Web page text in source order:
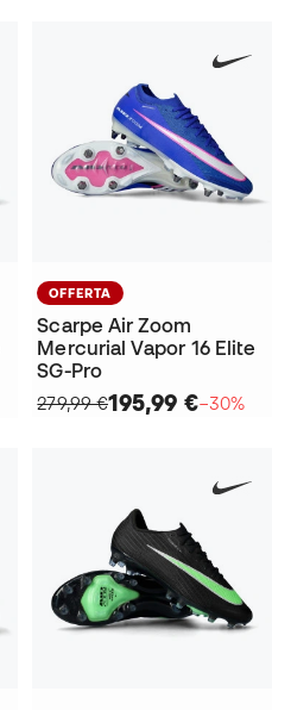
OFFERTA
Scarpe Air Zoom
Mercurial Vapor 16 Elite
SG-Pro
279,99 €195,99 €−30%